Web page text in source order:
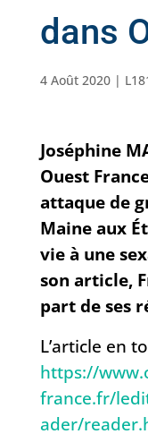
dans
4 Août 2020|
Joséphine
Ouest
attaque de
Maine aux
vie à une
son article,
part de ses
L’article en
https://
france.fr/
ader/